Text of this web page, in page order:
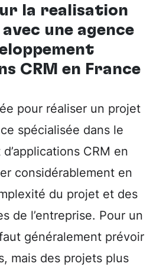
la réalisation
une agence
CRM en France
pour réaliser un projet
spécialisée dans le
CRM en
considérablement en
du projet et des
de l’entreprise. Pour un
généralement prévoir
mais des projets plus